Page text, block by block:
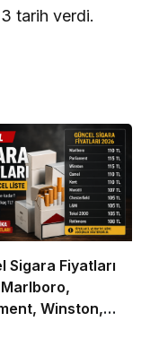
tarih verdi.
Sigara Fiyatları
Winston,